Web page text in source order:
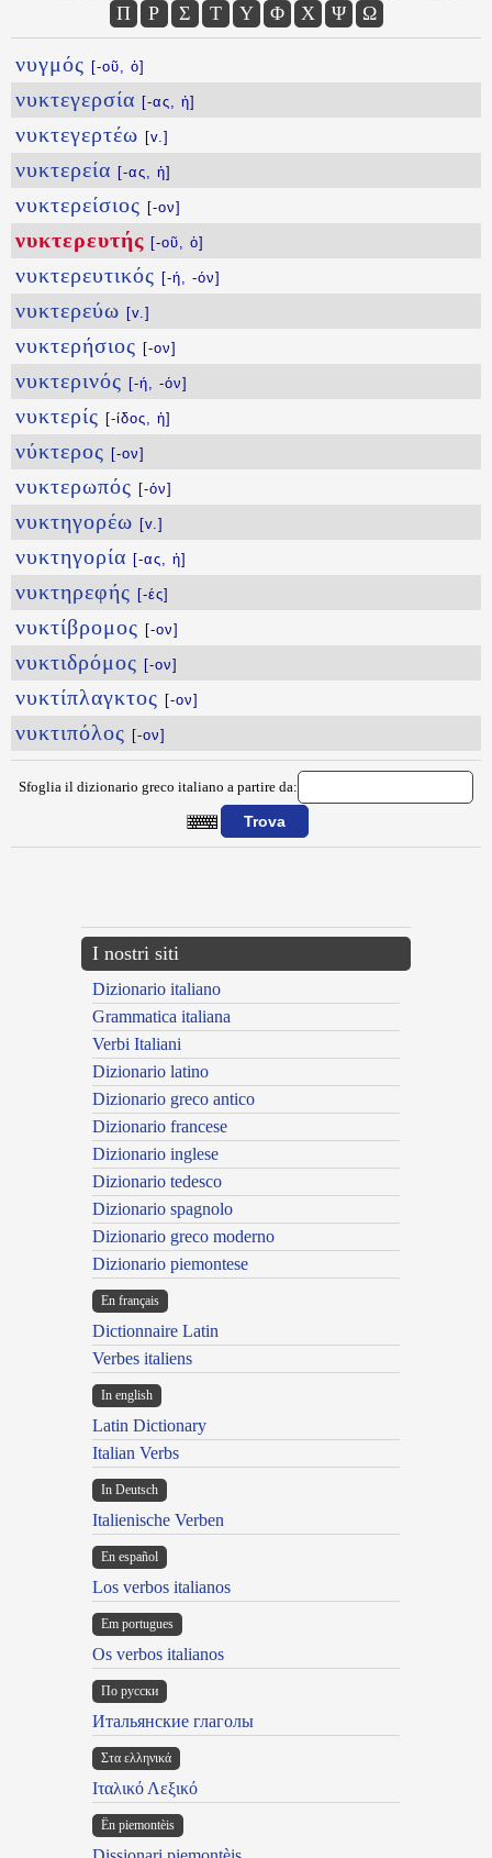
Π
Ρ Σ Τ Υ Φ Χ Ψ Ω
νυγμός [-οῦ, ὁ]
νυκτεγερσία [-ας, ἡ]
νυκτεγερτέω [v.]
νυκτερεία [-ας, ἡ]
νυκτερείσιος [-ον]
νυκτερευτής [-οῦ, ὁ]
νυκτερευτικός [-ή, -όν]
νυκτερεύω [v.]
νυκτερήσιος [-ον]
νυκτερινός [-ή, -όν]
νυκτερίς [-ίδος, ἠ]
νύκτερος [-ον]
νυκτερωπός [-όν]
νυκτηγορέω [v.]
νυκτηγορία [-ας, ἡ]
νυκτηρεφής [-ές]
νυκτίβρομος [-ον]
νυκτιδρόμος [-ον]
νυκτίπλαγκτος [-ον]
νυκτιπόλος [-ον]
Sfoglia il dizionario greco italiano a partire da:
I nostri siti
Dizionario italiano
Grammatica italiana
Verbi Italiani
Dizionario latino
Dizionario greco antico
Dizionario francese
Dizionario inglese
Dizionario tedesco
Dizionario spagnolo
Dizionario greco moderno
Dizionario piemontese
En français
Dictionnaire Latin
Verbes italiens
In english
Latin Dictionary
Italian Verbs
In Deutsch
Italienische Verben
En español
Los verbos italianos
Em portugues
Os verbos italianos
По русски
Итальянские глаголы
Στα ελληνικά
Ιταλικό Λεξικό
Ën piemontèis